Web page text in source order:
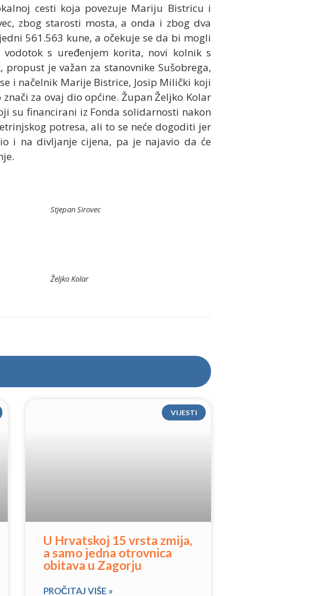
cesti koja povezuje Mariju Bistricu i
zbog starosti mosta, a onda i zbog dva
561.563 kune, a očekuje se da bi mogli
s uređenjem korita, novi kolnik s
je važan za stanovnike Sušobrega,
i načelnik Marije Bistrice, Josip Milički koji
za ovaj dio općine. Župan Željko Kolar
su financirani iz Fonda solidarnosti nakon
potresa, ali to se neće dogoditi jer
i na divljanje cijena, pa je najavio da će
Stjepan Sirovec
Željko Kolar
VIJESTI
U Hrvatskoj 15 vrsta zmija,
a samo jedna otrovnica
obitava u Zagorju
PROČITAJ VIŠE »